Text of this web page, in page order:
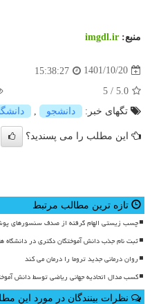
منبع: imgdl.ir
1401/10/20
15:38:27
5.0
/
5
تگهای خبر:
دانشجو
این مطلب را می پسندید؟
تازه ترین مطالب مرتبط
چسب زیستی الهام گرفته از صدف سنسورهای
ثبت نام جذب دانش آموختگان دکتری در دانشگاه ها شروع شد
روان درمانی جدید تروما را درمان می کند
کسب مدال اتحادیه جهانی ریاضی توسط دانش
نظرات بینندگان در مورد این